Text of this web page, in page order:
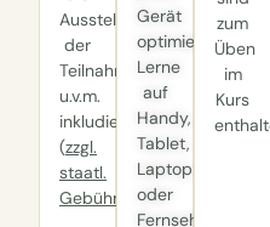
Ausstellung
der
Teilnahmebestätigung
u.v.m.
inkludiert.
(zzgl.
staatl.
Gebühren)
Gerät
optimiert:
Lerne
auf
Handy,
Tablet,
Laptop
oder
Fernseher.
zum
Üben
im
Kurs